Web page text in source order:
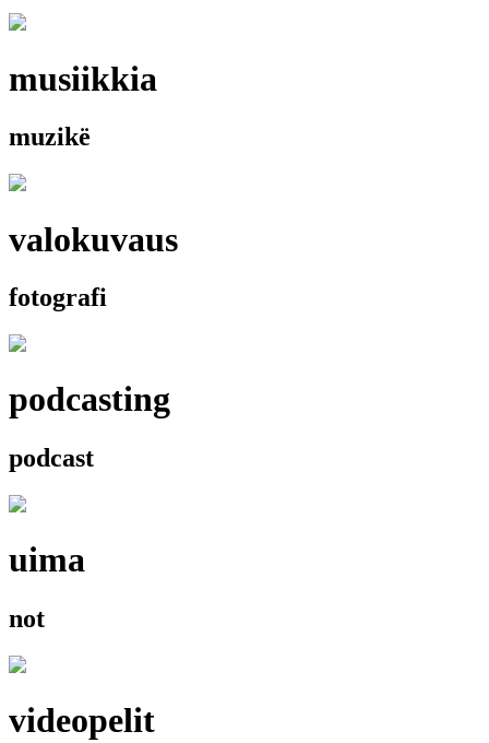
musiikkia
muzikë
valokuvaus
fotografi
podcasting
podcast
uima
not
videopelit